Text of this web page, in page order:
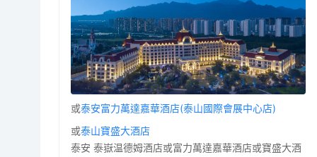
或泰安富力萬達嘉華酒店(泰山國際會展中心店)
或泰山寶盛大酒店
泰安 泰嶽温德姆酒店或富力萬達嘉華酒店或寶盛大酒